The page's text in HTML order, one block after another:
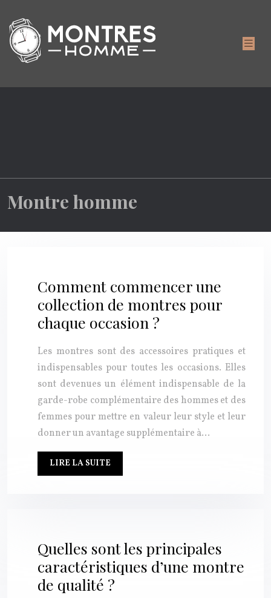
Montre homme
Comment commencer une
collection de montres pour
chaque occasion ?
Les montres sont des accessoires pratiques et
indispensables pour toutes les occasions. Elles
sont devenues un élément indispensable de la
garde-robe complémentaire des hommes et des
femmes pour mettre en valeur leur style et leur
donner un avantage supplémentaire à…
LIRE LA SUITE
Quelles sont les principales
caractéristiques d’une montre
de qualité ?